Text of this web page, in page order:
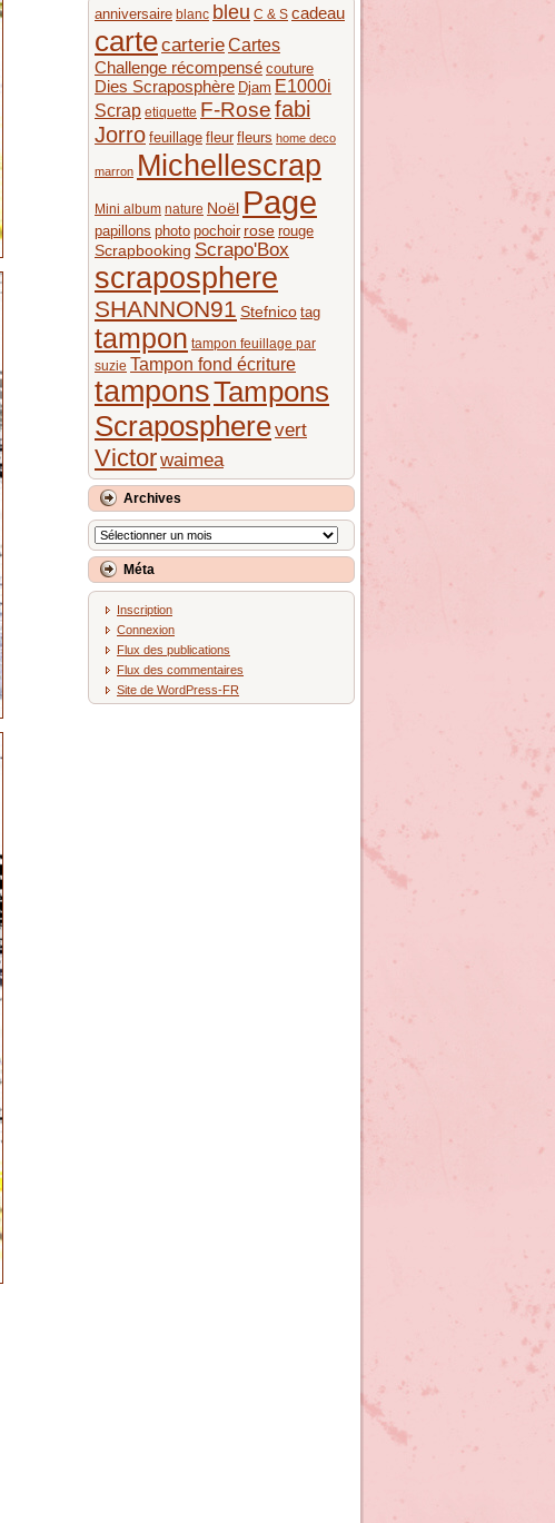
anniversaire blanc bleu C & S cadeau
cartecarterieCartes
Challenge récompensé couture
Dies Scraposphère Djam E1000i
Scrap etiquette F-Rosefabi
Jorro feuillage fleur fleurs home deco
marron Michellescrap
Mini album nature Noël Page
papillons photo pochoir rose rouge
Scrapbooking Scrapo'Box
scraposphere
SHANNON91 Stefnico tag
tampon tampon feuillage par
suzie Tampon fond écriture
tamponsTampons
Scrapospherevert
Victorwaimea
Archives
Archives
Méta
Inscription
Connexion
Flux des publications
Flux des commentaires
Site de WordPress-FR